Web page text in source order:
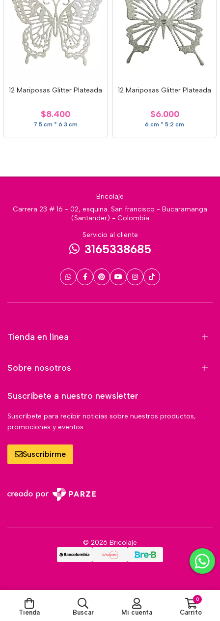
12 Mariposas Glitter Plateada
$8.400
7.5 cm * 6.3 cm
12 Mariposas Glitter Plateada
$6.000
6 cm * 5.2 cm
Bricolaje
Carrera 23 # 16 - 02, esquina. San francisco - Bucaramanga
(Santander) - Colombia
Servicio al cliente
3165338685
Tienda en línea
Sobre nosotros
Suscríbete a nuestro newsletter
Suscríbete para recibir noticias sobre nuestros productos,
promociones y eventos.
Suscribirme
© 2026 Bricolaje
Tienda Buscar Mi cuenta
0
Carrito